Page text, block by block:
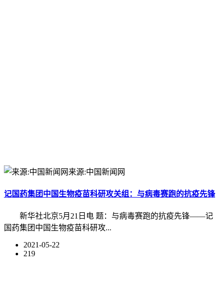
来源:中国新闻网
记国药集团中国生物疫苗科研攻关组：与病毒赛跑的抗疫先锋
新华社北京5月21日电 题：与病毒赛跑的抗疫先锋——记
国药集团中国生物疫苗科研攻...
2021-05-22
219